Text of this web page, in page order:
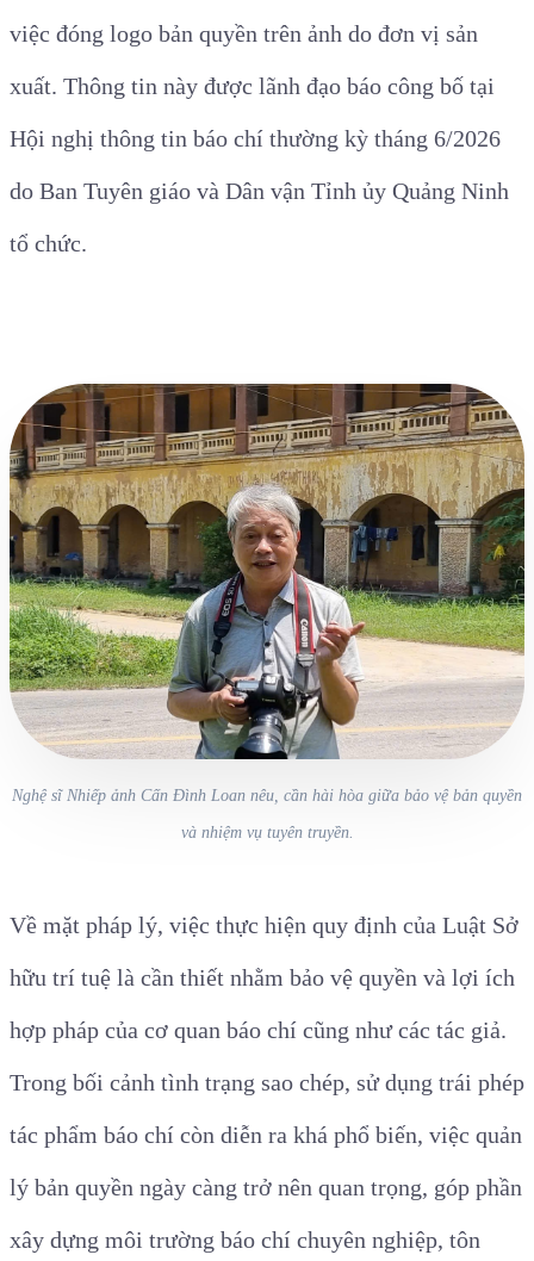
việc đóng logo bản quyền trên ảnh do đơn vị sản
xuất. Thông tin này được lãnh đạo báo công bố tại
Hội nghị thông tin báo chí thường kỳ tháng 6/2026
do Ban Tuyên giáo và Dân vận Tỉnh ủy Quảng Ninh
tổ chức.
Nghệ sĩ Nhiếp ảnh Cấn Đình Loan nêu, cần hài hòa giữa bảo vệ bản quyền
và nhiệm vụ tuyên truyền.
Về mặt pháp lý, việc thực hiện quy định của Luật Sở
hữu trí tuệ là cần thiết nhằm bảo vệ quyền và lợi ích
hợp pháp của cơ quan báo chí cũng như các tác giả.
Trong bối cảnh tình trạng sao chép, sử dụng trái phép
tác phẩm báo chí còn diễn ra khá phổ biến, việc quản
lý bản quyền ngày càng trở nên quan trọng, góp phần
xây dựng môi trường báo chí chuyên nghiệp, tôn